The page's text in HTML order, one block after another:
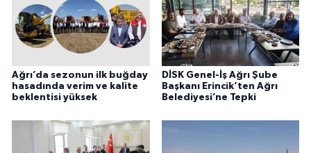
Ağrı’da sezonun ilk buğday
hasadında verim ve kalite
beklentisi yüksek
DİSK Genel-İş Ağrı Şube
Başkanı Erincik’ten Ağrı
Belediyesi’ne Tepki